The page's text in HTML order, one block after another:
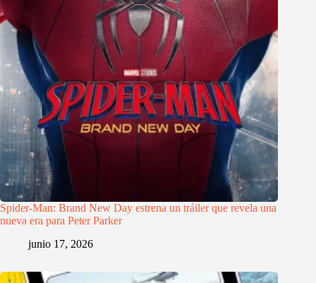
Spider-Man: Brand New Day estrena un tráiler que revela una
nueva era para Peter Parker
junio 17, 2026